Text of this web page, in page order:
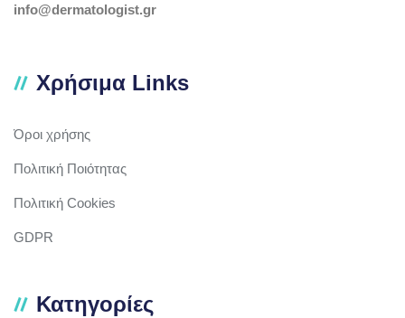
info@dermatologist.gr
Χρήσιμα Links
Όροι χρήσης
Πολιτική Ποιότητας
Πολιτική Cookies
GDPR
Κατηγορίες